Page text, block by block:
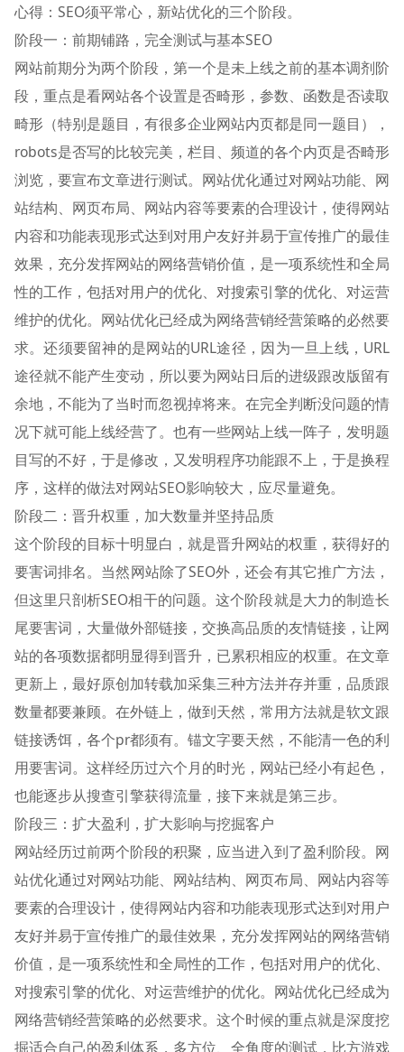
心得：SEO须平常心，新站优化的三个阶段。
阶段一：前期铺路，完全测试与基本SEO
网站前期分为两个阶段，第一个是未上线之前的基本调剂阶
段，重点是看网站各个设置是否畸形，参数、函数是否读取
畸形（特别是题目，有很多企业网站内页都是同一题目），
robots是否写的比较完美，栏目、频道的各个内页是否畸形
浏览，要宣布文章进行测试。网站优化通过对网站功能、网
站结构、网页布局、网站内容等要素的合理设计，使得网站
内容和功能表现形式达到对用户友好并易于宣传推广的最佳
效果，充分发挥网站的网络营销价值，是一项系统性和全局
性的工作，包括对用户的优化、对搜索引擎的优化、对运营
维护的优化。网站优化已经成为网络营销经营策略的必然要
求。还须要留神的是网站的URL途径，因为一旦上线，URL
途径就不能产生变动，所以要为网站日后的进级跟改版留有
余地，不能为了当时而忽视掉将来。在完全判断没问题的情
况下就可能上线经营了。也有一些网站上线一阵子，发明题
目写的不好，于是修改，又发明程序功能跟不上，于是换程
序，这样的做法对网站SEO影响较大，应尽量避免。
阶段二：晋升权重，加大数量并坚持品质
这个阶段的目标十明显白，就是晋升网站的权重，获得好的
要害词排名。当然网站除了SEO外，还会有其它推广方法，
但这里只剖析SEO相干的问题。这个阶段就是大力的制造长
尾要害词，大量做外部链接，交换高品质的友情链接，让网
站的各项数据都明显得到晋升，已累积相应的权重。在文章
更新上，最好原创加转载加采集三种方法并存并重，品质跟
数量都要兼顾。在外链上，做到天然，常用方法就是软文跟
链接诱饵，各个pr都须有。锚文字要天然，不能清一色的利
用要害词。这样经历过六个月的时光，网站已经小有起色，
也能逐步从搜查引擎获得流量，接下来就是第三步。
阶段三：扩大盈利，扩大影响与挖掘客户
网站经历过前两个阶段的积聚，应当进入到了盈利阶段。网
站优化通过对网站功能、网站结构、网页布局、网站内容等
要素的合理设计，使得网站内容和功能表现形式达到对用户
友好并易于宣传推广的最佳效果，充分发挥网站的网络营销
价值，是一项系统性和全局性的工作，包括对用户的优化、
对搜索引擎的优化、对运营维护的优化。网站优化已经成为
网络营销经营策略的必然要求。这个时候的重点就是深度挖
掘适合自己的盈利体系，多方位、全角度的测试，比方游戏